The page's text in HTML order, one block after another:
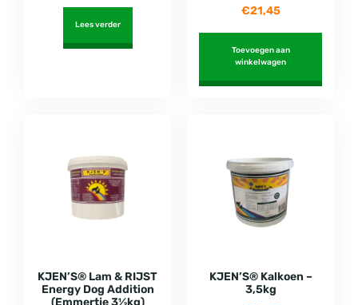
Lees verder
€21,45
Toevoegen aan
winkelwagen
KJEN’S® Lam & RIJST
Energy Dog Addition
(Emmertje 3½kg)
KJEN’S® Kalkoen –
3,5kg